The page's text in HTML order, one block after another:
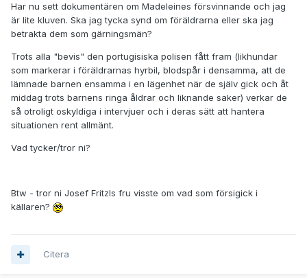
Har nu sett dokumentären om Madeleines försvinnande och jag
är lite kluven. Ska jag tycka synd om föräldrarna eller ska jag
betrakta dem som gärningsmän?
Trots alla "bevis" den portugisiska polisen fått fram (likhundar
som markerar i föräldrarnas hyrbil, blodspår i densamma, att de
lämnade barnen ensamma i en lägenhet när de själv gick och åt
middag trots barnens ringa åldrar och liknande saker) verkar de
så otroligt oskyldiga i intervjuer och i deras sätt att hantera
situationen rent allmänt.
Vad tycker/tror ni?
Btw - tror ni Josef Fritzls fru visste om vad som försigick i
källaren?
Citera